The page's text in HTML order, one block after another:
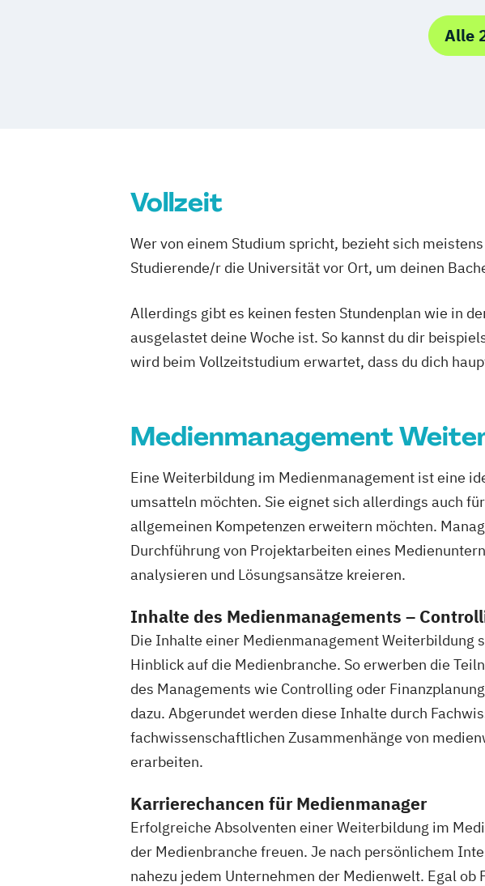
Musikproduzent*in
Videoproduzent*in
Alle
Vollzeit
Wer von einem Studium spricht, bezieht sich
Studierende/r die Universität vor Ort, um deinen
Allerdings gibt es keinen festen Stundenplan wie in
ausgelastet deine Woche ist. So kannst du dir
wird beim Vollzeitstudium erwartet, dass du dich
Medienmanagement
Eine Weiterbildung im Medienmanagement ist eine
umsatteln möchten. Sie eignet sich allerdings auch
allgemeinen Kompetenzen erweitern möchten.
Durchführung von Projektarbeiten eines
analysieren und Lösungsansätze kreieren.
Inhalte des Medienmanagements –
Die Inhalte einer Medienmanagement Weiterbildung
Hinblick auf die Medienbranche. So erwerben die
des Managements wie Controlling oder
dazu. Abgerundet werden diese Inhalte durch
fachwissenschaftlichen Zusammenhänge von
erarbeiten.
Karrierechancen für Medienmanager
Erfolgreiche Absolventen einer Weiterbildung im
der Medienbranche freuen. Je nach persönlichem
nahezu jedem Unternehmen der Medienwelt. Egal